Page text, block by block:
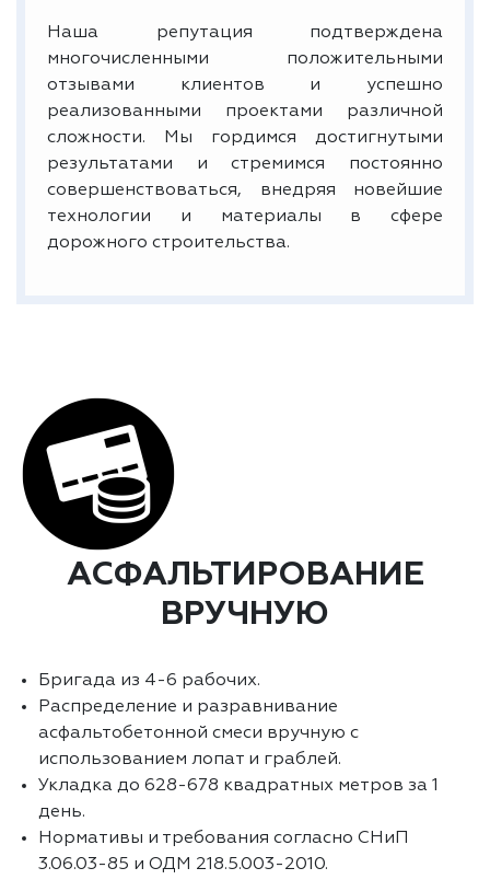
Наша репутация подтверждена
многочисленными положительными
отзывами клиентов и успешно
реализованными проектами различной
сложности. Мы гордимся достигнутыми
результатами и стремимся постоянно
совершенствоваться, внедряя новейшие
технологии и материалы в сфере
дорожного строительства.
АСФАЛЬТИРОВАНИЕ
ВРУЧНУЮ
Бригада из 4-6 рабочих.
Распределение и разравнивание
асфальтобетонной смеси вручную с
использованием лопат и граблей.
Укладка до 628-678 квадратных метров за 1
день.
Нормативы и требования согласно СНиП
3.06.03-85 и ОДМ 218.5.003-2010.